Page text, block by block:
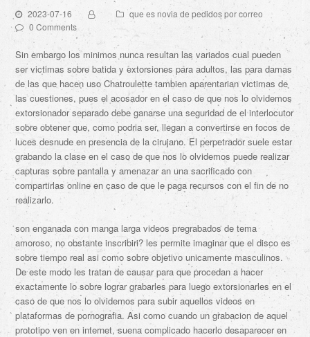
2023-07-16
que es novia de pedidos por correo
0 Comments
Sin embargo los minimos nunca resultan las variados cual pueden
ser victimas sobre batida y extorsiones para adultos, las para damas
de las que hacen uso Chatroulette tambien aparentarian victimas de
las cuestiones, pues el acosador en el caso de que nos lo olvidemos
extorsionador separado debe ganarse una seguridad de el interlocutor
sobre obtener que, como podri­a ser, llegan a convertirse en focos de
luces desnude en presencia de la cirujano. El perpetrador suele estar
grabando la clase en el caso de que nos lo olvidemos puede realizar
capturas sobre pantalla y amenazar an una sacrificado con
compartirlas online en caso de que le paga recursos con el fin de no
realizarlo.
son enganada con manga larga videos pregrabados de tema
amoroso, no obstante inscribiri? les permite imaginar que el disco es
sobre tiempo real asi­ como sobre objetivo unicamente masculinos.
De este modo les tratan de causar para que procedan a hacer
exactamente lo sobre lograr grabarles para luego extorsionarles en el
caso de que nos lo olvidemos para subir aquellos videos en
plataformas de pornografia. Asi­ como cuando un grabacion de aquel
prototipo ven en internet, suena complicado hacerlo desaparecer en